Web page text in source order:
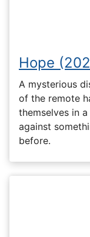
Hope
A mysterious
of the remote
themselves in
against
before.